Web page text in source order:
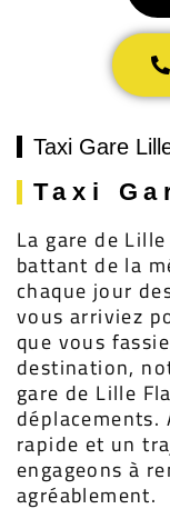
Taxi Gare
Taxi
La gare de
battant de la
chaque jour
vous arriviez
que vous
destination,
gare de Lille
déplacements.
rapide et un
engageons à
agréablement.